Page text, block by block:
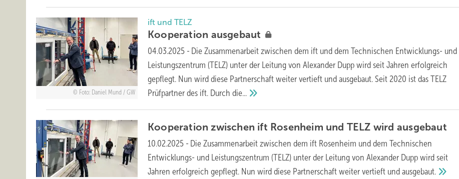
Foto: Daniel Mund / GW
ift und TELZ
Kooper ation ausgebaut
04.03.2025 - Die Zusammenarbeit zwischen dem ift und dem Technischen Entwicklungs- und
Leistungszentrum (TELZ) unter der Leitung von Alexander Dupp wird seit Jahren erfolgreich
gepflegt. Nun wird diese Partnerschaft weiter vertieft und ausgebaut. Seit 2020 ist das TELZ
Prüfpartner des ift. Durchdie...
Kooperation zwischen ift Rosenheim und TELZ wird ausgebaut
10.02.2025 - Die Zusammenarbeit zwischen dem ift Rosenheim und dem Technischen
Entwicklungs- und Leistungszentrum (TELZ) unter der Leitung von Alexander Dupp wird seit
Jahren erfolgreich gepflegt. Nun wird diese Partnerschaft weiter vertieft undausgebaut.